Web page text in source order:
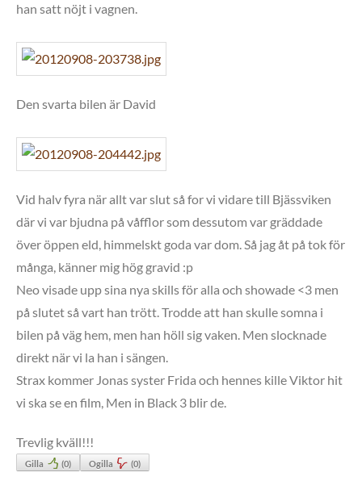
han satt nöjt i vagnen.
Den svarta bilen är David
Vid halv fyra när allt var slut så for vi vidare till Bjässviken
där vi var bjudna på våfflor som dessutom var gräddade
över öppen eld, himmelskt goda var dom. Så jag åt på tok för
många, känner mig hög gravid :p
Neo visade upp sina nya skills för alla och showade <3 men
på slutet så vart han trött. Trodde att han skulle somna i
bilen på väg hem, men han höll sig vaken. Men slocknade
direkt när vi la han i sängen.
Strax kommer Jonas syster Frida och hennes kille Viktor hit
vi ska se en film, Men in Black 3 blir de.
Trevlig kväll!!!
Gilla (0) Ogilla (0)